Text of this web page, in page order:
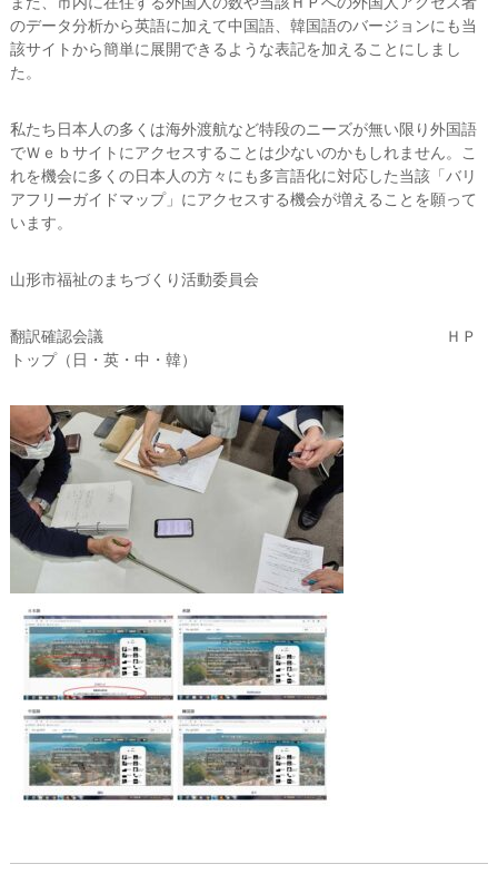
のデータ分析から英語に加えて中国語、韓国語のバージョンにも当
該サイトから簡単に展開できるような表記を加えることにしまし
た。
私たち日本人の多くは海外渡航など特段のニーズが無い限り外国語
でＷｅｂサイトにアクセスすることは少ないのかもしれません。こ
れを機会に多くの日本人の方々にも多言語化に対応した当該「バリ
アフリーガイドマップ」にアクセスする機会が増えることを願って
います。
山形市福祉のまちづくり活動委員会
翻訳確認会議 ＨＰ
トップ（日・英・中・韓）